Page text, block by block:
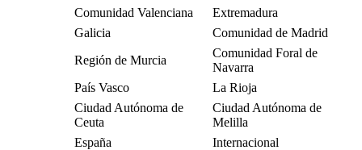
Comunidad Valenciana
Extremadura
Galicia
Comunidad de Madrid
Región de Murcia
Comunidad Foral de
Navarra
País Vasco
La Rioja
Ciudad Autónoma de
Ceuta
Ciudad Autónoma de
Melilla
España
Internacional